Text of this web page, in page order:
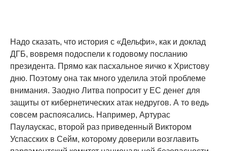
Надо сказать, что история с «Дельфи», как и доклад
ДГБ, вовремя подоспели к годовому посланию
президента. Прямо как пасхальное яичко к Христову
дню. Поэтому она так много уделила этой проблеме
внимания. Заодно Литва попросит у ЕС денег для
защиты от кибернетических атак недругов. А то ведь
совсем распоясались. Например, Артурас
Паулаускас, второй раз приведенный Виктором
Успасских в Сейм, которому доверили возглавить